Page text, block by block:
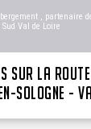
, partenaire
Val de Loire
SUR LA
SOLOGNE -